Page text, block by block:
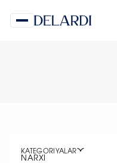
KATEGORIYALAR
NARXI